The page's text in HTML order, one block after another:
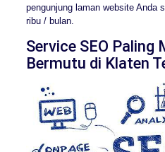
pengunjung laman website Anda
ribu / bulan.
Service SEO Paling
Bermutu di Klaten